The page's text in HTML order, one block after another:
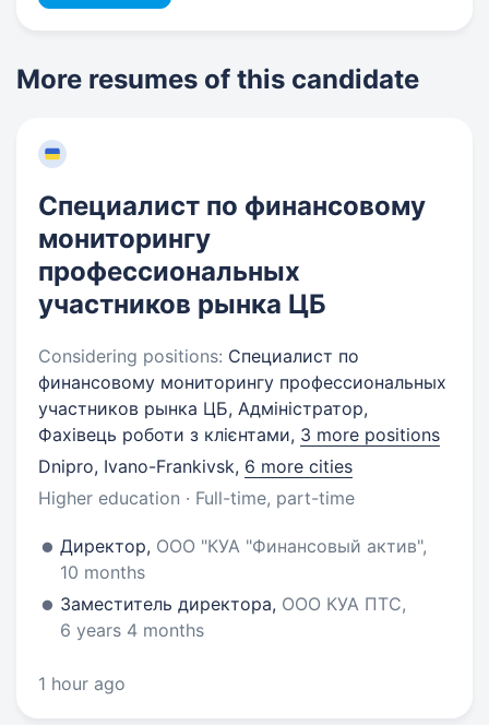
More resumes of this candidate
Специалист по финансовому
мониторингу
профессиональных
участников рынка ЦБ
Considering positions: Специалист по
финансовому мониторингу профессиональных
участников рынка ЦБ, Адміністратор,
Фахівець роботи з клієнтами, 3 more positions
Dnipro, Ivano-Frankivsk, 6 more cities
Higher education · Full-time, part-time
Директор, ООО "КУА "Финансовый актив",
10 months
Заместитель директора, ООО КУА ПТС,
6 years 4 months
1 hour ago